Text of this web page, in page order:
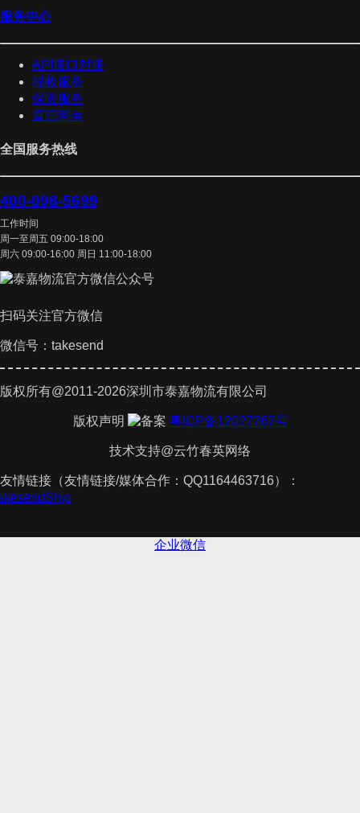
服务中心
API接口对接
揽收服务
保险服务
直营网点
全国服务热线
400-098-5699
工作时间
周一至周五 09:00-18:00
周六 09:00-16:00 周日 11:00-18:00
扫码关注官方微信
微信号：takesend
版权所有@2011-2026深圳市泰嘉物流有限公司
版权声明 粤ICP备12027267号
技术支持@云竹春英网络
友情链接（友情链接/媒体合作：QQ1164463716）：
企业微信